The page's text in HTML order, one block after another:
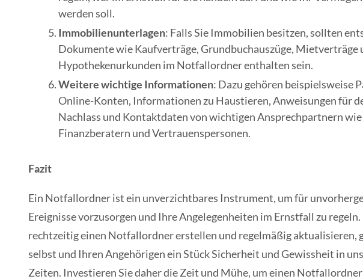
werden soll.
Immobilienunterlagen: Falls Sie Immobilien besitzen, sollten
Dokumente wie Kaufverträge, Grundbuchauszüge, Mietverträge
Hypothekenurkunden im Notfallordner enthalten sein.
Weitere wichtige Informationen: Dazu gehören beispielsweise
Online-Konten, Informationen zu Haustieren, Anweisungen für
Nachlass und Kontaktdaten von wichtigen Ansprechpartnern
Finanzberatern und Vertrauenspersonen.
Fazit
Ein Notfallordner ist ein unverzichtbares Instrument, um für
Ereignisse vorzusorgen und Ihre Angelegenheiten im Ernstfall zu regeln.
rechtzeitig einen Notfallordner erstellen und regelmäßig aktualisieren,
selbst und Ihren Angehörigen ein Stück Sicherheit und Gewissheit in
Zeiten. Investieren Sie daher die Zeit und Mühe, um einen